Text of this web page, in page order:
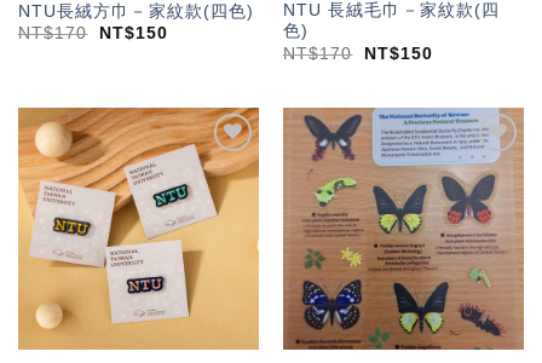
NTU長絨方巾－家紋款(四色)
NT$170 NT$150
NTU 長絨毛巾－家紋款(四
色)
NT$170 NT$150
加入
「願
望輕
單」
加入
「願
望輕
單」